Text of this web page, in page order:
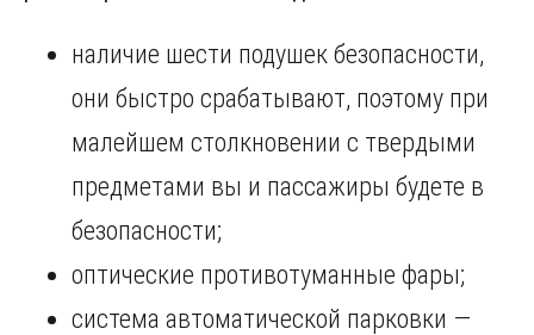
наличие шести подушек безопасности,
они быстро срабатывают, поэтому при
малейшем столкновении с твердыми
предметами вы и пассажиры будете в
безопасности;
оптические противотуманные фары;
система автоматической парковки —